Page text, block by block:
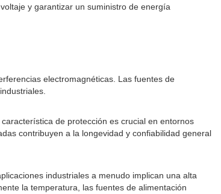
y garantizar un suministro de energía
electromagnéticas. Las fuentes de
de protección es crucial en entornos
contribuyen a la longevidad y confiabilidad general
industriales a menudo implican una alta
la temperatura, las fuentes de alimentación